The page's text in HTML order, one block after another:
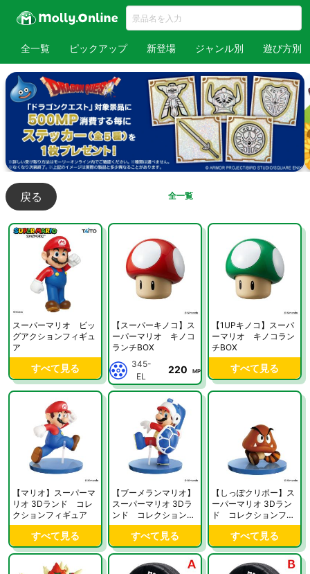
全一覧 ピックアップ 新登場 ジャンル別 遊び方別
戻る 全一覧
スーパーマリオ ビッ
グアクションフィギュ
ア
すべて見る
【スーパーキノコ】ス
ーパーマリオ キノコ
ランチBOX
345-
EL
220 MP
【1UPキノコ】スーパ
ーマリオ キノコラン
チBOX
すべて見る
【マリオ】スーパーマ
リオ 3Dランド コレ
クションフィギュア
すべて見る
【ブーメランマリオ】
スーパーマリオ 3Dラ
ンド コレクションフ
ィギュア
すべて見る
【しっぽクリボー】ス
ーパーマリオ 3Dラン
ド コレクションフィ
ギュア
すべて見る